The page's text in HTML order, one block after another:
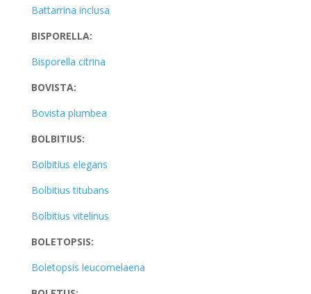
Battarrina inclusa
BISPORELLA:
Bisporella citrina
BOVISTA:
Bovista plumbea
BOLBITIUS:
Bolbitius elegans
Bolbitius titubans
Bolbitius vitelinus
BOLETOPSIS:
Boletopsis leucomelaena